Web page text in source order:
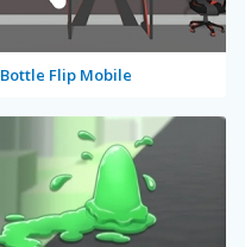
Bottle Flip Mobile